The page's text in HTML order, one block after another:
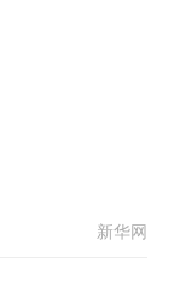
新华网